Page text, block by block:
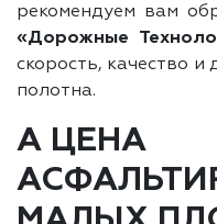
рекомендуем вам
«Дорожные
скорость, качество и
полотна.
А ЦЕНА